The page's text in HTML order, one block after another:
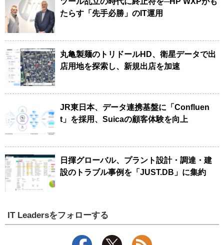
たらす「先手必勝」のIT運用
丸亀製麺のトリドールHD、衛星データで出
店用地を探索し、新規出店を加速
JR東日本、データ連携基盤に「Confluen
t」を採用、Suicaの顧客体験を向上
日揮グローバル、プラント設計・調達・建
設のトラブル事例を「JUST.DB」に集約
IT Leadersをフォローする